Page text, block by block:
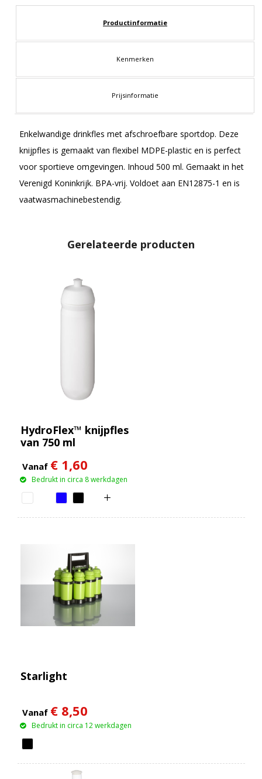
Productinformatie
Kenmerken
Prijsinformatie
Enkelwandige drinkfles met afschroefbare sportdop. Deze
knijpfles is gemaakt van flexibel MDPE-plastic en is perfect
voor sportieve omgevingen. Inhoud 500 ml. Gemaakt in het
Verenigd Koninkrijk. BPA-vrij. Voldoet aan EN12875-1 en is
vaatwasmachinebestendig.
Gerelateerde producten
HydroFlex™ knijpfles
van 750 ml
Vanaf € 1,60
Bedrukt in circa 8 werkdagen
Starlight
Vanaf € 8,50
Bedrukt in circa 12 werkdagen